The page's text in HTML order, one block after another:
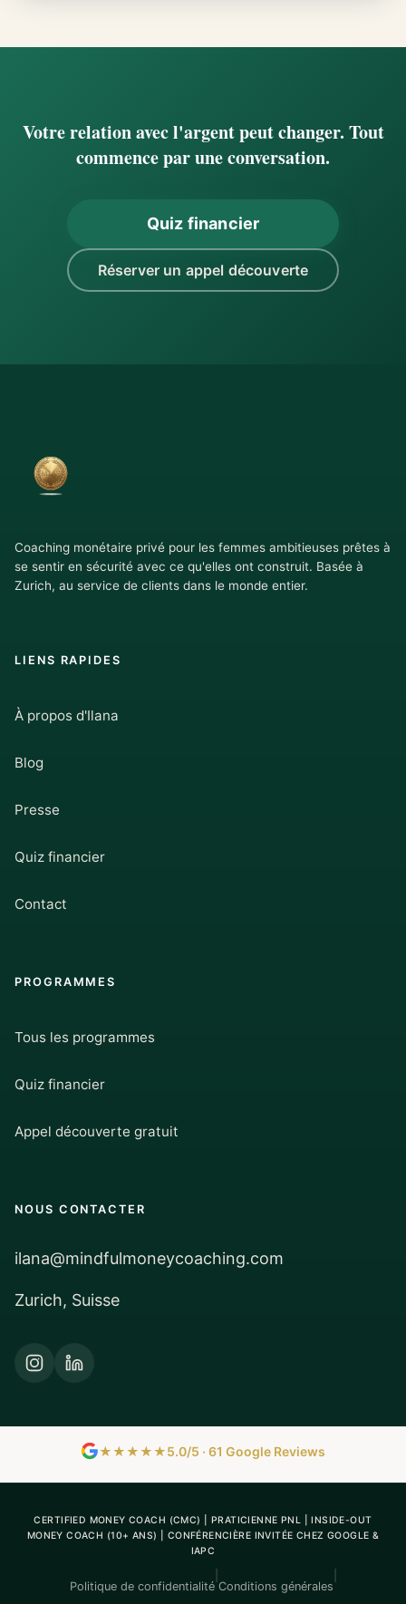
Votre relation avec l'argent peut changer. Tout
commence par une conversation.
Quiz financier
Réserver un appel découverte
Coaching monétaire privé pour les femmes ambitieuses prêtes à
se sentir en sécurité avec ce qu'elles ont construit. Basée à
Zurich, au service de clients dans le monde entier.
LIENS RAPIDES
À propos d'Ilana
Blog
Presse
Quiz financier
Contact
PROGRAMMES
Tous les programmes
Quiz financier
Appel découverte gratuit
NOUS CONTACTER
ilana@mindfulmoneycoaching.com
Zurich, Suisse
★★★★★5.0/5 · 61 Google Reviews
CERTIFIED MONEY COACH (CMC) | PRATICIENNE PNL | INSIDE-OUT
MONEY COACH (10+ ANS) | CONFÉRENCIÈRE INVITÉE CHEZ GOOGLE &
IAPC
Politique de confidentialité Conditions générales